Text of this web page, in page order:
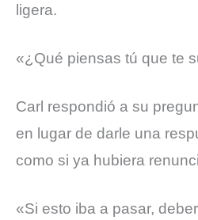
ligera.
«¿Qué piensas tú que te
Carl respondió a su
en lugar de darle una
como si ya hubiera
«Si esto iba a pasar,